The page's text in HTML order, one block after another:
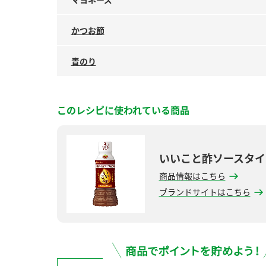
かつお節
青のり
このレシピに使われている商品
いいこと酢ソースタ
商品情報はこちら
ブランドサイトはこちら